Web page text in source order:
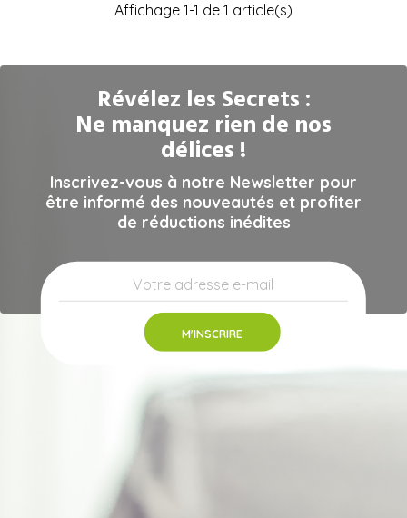
Affichage 1-1 de 1 article(s)
Révélez les Secrets :
Ne manquez rien de nos
délices !
Inscrivez-vous à notre Newsletter pour
être informé des nouveautés et profiter
de réductions inédites